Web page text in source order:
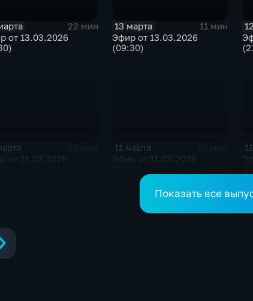
22 мин
от 13.03.2026
13 марта
11 мин
Эфир от 13.03.2026
(09:30)
11 марта
Показать все